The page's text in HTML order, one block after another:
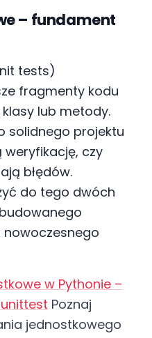
– fundament
tests)
fragmenty kodu
lub metody.
solidnego projektu
weryfikację, czy
błędów.
do tego dwóch
nowoczesnego
w Pythonie –
Poznaj
jednostkowego